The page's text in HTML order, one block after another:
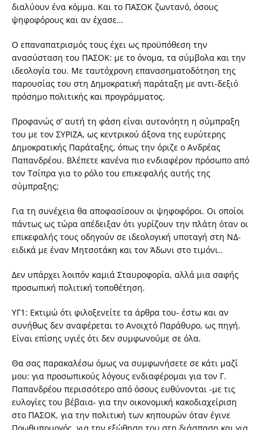
διαλύουν ένα κόμμα. Και το ΠΑΣΟΚ ζωντανό, όσους
ψηφοφόρους και αν έχασε…
Ο επαναπατρισμός τους έχει ως προϋπόθεση την
ανασύσταση του ΠΑΣΟΚ: με το όνομα, τα σύμβολα και την
ιδεολογία του. Με ταυτόχρονη επανασηματοδότηση της
παρουσίας του στη Δημοκρατική παράταξη με αντι-δεξιό
πρόσημο πολιτικής και προγράμματος.
Προφανώς σ’ αυτή τη φάση είναι αυτονόητη η σύμπραξη
του με τον ΣΥΡΙΖΑ, ως κεντρικού άξονα της ευρύτερης
Δημοκρατικής Παράταξης, όπως την όριζε ο Ανδρέας
Παπανδρέου. Βλέπετε κανένα πιο ενδιαφέρον πρόσωπο από
τον Τσίπρα για το ρόλο του επικεφαλής αυτής της
σύμπραξης;
Για τη συνέχεια θα αποφασίσουν οι ψηφοφόροι. Οι οποίοι
πάντως ως τώρα απέδειξαν ότι γυρίζουν την πλάτη όταν οι
επικεφαλής τους οδηγούν σε ιδεολογική υποταγή στη ΝΔ-
ειδικά με έναν Μητσοτάκη και τον Άδωνι στο τιμόνι..
Δεν υπάρχει λοιπόν καμιά Σταυροφορία, αλλά μια σαφής
προσωπική πολιτική τοποθέτηση.
ΥΓ1: Εκτιμώ ότι φιλοξενείτε τα άρθρα του- έστω και αν
συνήθως δεν αναφέρεται το Ανοιχτό Παράθυρο, ως πηγή.
Είναι επίσης υγιές ότι δεν συμφωνούμε σε όλα.
Θα σας παρακαλέσω όμως να συμφωνήσετε σε κάτι μαζί
μου: για προσωπικούς λόγους ενδιαφέρομαι για τον Γ.
Παπανδρέου περισσότερο από όσους ευθύνονται -με τις
ευλογίες του βέβαια- για την οικονομική κακοδιαχείριση
στο ΠΑΣΟΚ, για την πολιτική των κηπουρών όταν έγινε